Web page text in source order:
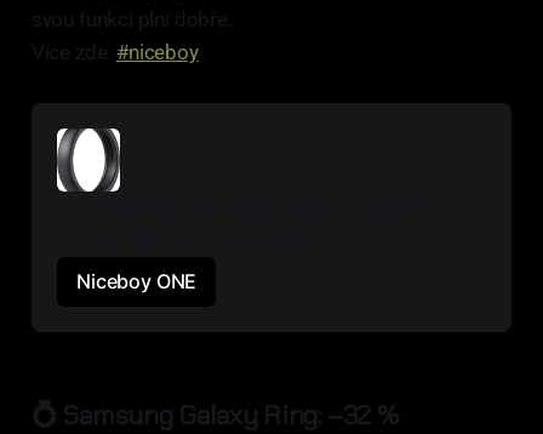
svou funkci plní dobře.
Více zde: #niceboy
Niceboy ONE
💍 Samsung Galaxy Ring: –32 %